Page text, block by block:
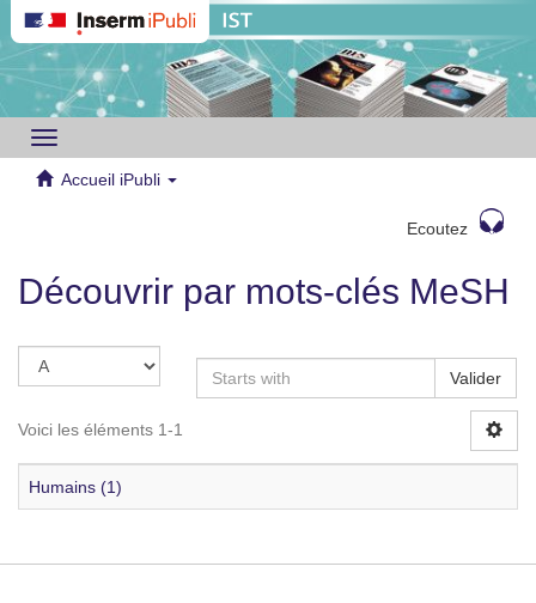
Toggle
navigation
Accueil iPubli
Ecoutez
Découvrir par mots-clés MeSH
Valider
Voici les éléments 1-1
Humains (1)